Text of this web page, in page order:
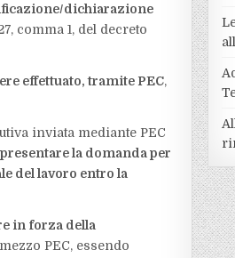
dichiarazione
comma 1, del decreto
effettuato, tramite PEC,
inviata mediante PEC
la domanda per
del lavoro entro la
in forza della
PEC, essendo